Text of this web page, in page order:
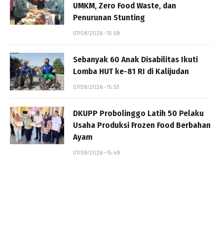
UMKM, Zero Food Waste, dan
Penurunan Stunting
07/08/2026 - 15:59
Sebanyak 60 Anak Disabilitas Ikuti
Lomba HUT ke-81 RI di Kalijudan
07/08/2026 - 15:53
DKUPP Probolinggo Latih 50 Pelaku
Usaha Produksi Frozen Food Berbahan
Ayam
07/08/2026 - 15:49